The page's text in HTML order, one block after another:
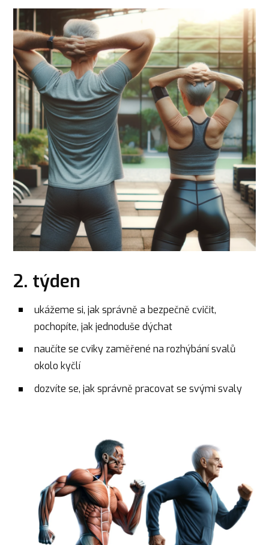
2. týden
ukážeme si, jak správně a bezpečně cvičit,
pochopíte, jak jednoduše dýchat
naučíte se cviky zaměřené na rozhýbání svalů
okolo kyčlí
dozvíte se, jak správně pracovat se svými svaly